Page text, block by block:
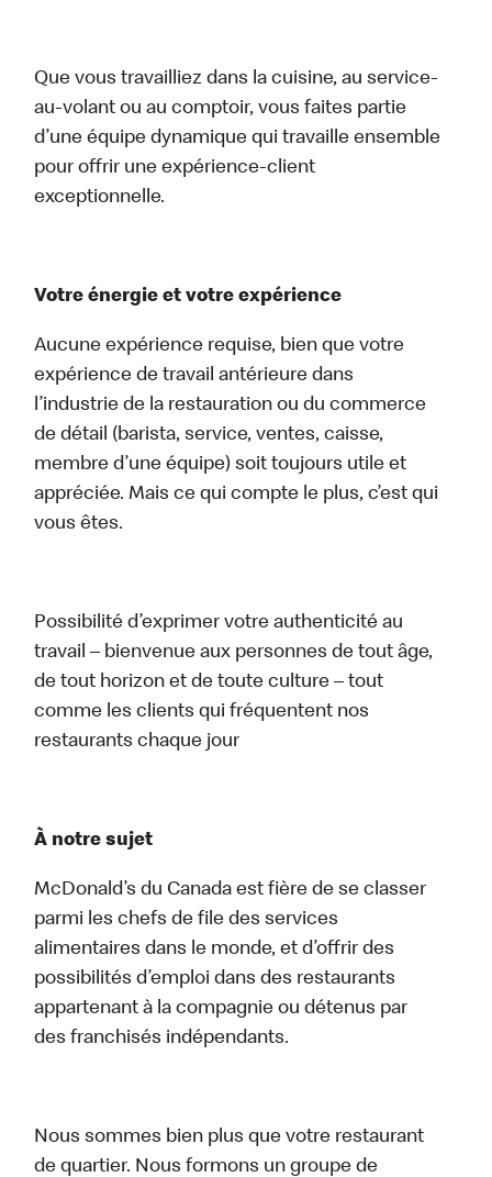
Que vous travailliez dans la cuisine, au service-
au-volant ou au comptoir, vous faites partie
d’une équipe dynamique qui travaille ensemble
pour offrir une expérience-client
exceptionnelle.
Votre énergie et votre expérience
Aucune expérience requise, bien que votre
expérience de travail antérieure dans
l’industrie de la restauration ou du commerce
de détail (barista, service, ventes, caisse,
membre d’une équipe) soit toujours utile et
appréciée. Mais ce qui compte le plus, c’est qui
vous êtes.
Possibilité d’exprimer votre authenticité au
travail – bienvenue aux personnes de tout âge,
de tout horizon et de toute culture – tout
comme les clients qui fréquentent nos
restaurants chaque jour
À notre sujet
McDonald’s du Canada est fière de se classer
parmi les chefs de file des services
alimentaires dans le monde, et d’offrir des
possibilités d’emploi dans des restaurants
appartenant à la compagnie ou détenus par
des franchisés indépendants.
Nous sommes bien plus que votre restaurant
de quartier. Nous formons un groupe de